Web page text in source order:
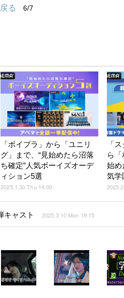
る 6/7
「ボイプラ」から「ユニリ
グ」まで、“見始めたら沼落
ち確定”人気ボーイズオーデ
ィション5選
2025.1.30 Thu 14:00
「
ら
始め
気学
キャスト 2025.3.10 Mon 19:15